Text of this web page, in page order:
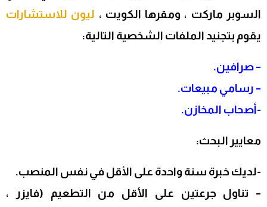
السوبر ماركت ، ومقرها الكويت ، ليون للاستشارات
يقوم بتجنيد الملفات الشخصية التالية:
– صرافين.
– رسامي مبيعات.
-أصحاب المخازن.
معايير البحث:
-لديك خبرة سنة واحدة على الأقل في نفس المنصب.
– تناول جرعتين على الأقل من التطعيم (فايزر ،